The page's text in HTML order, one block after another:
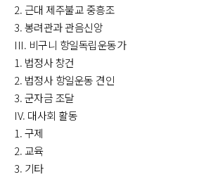
2. 근대 제주불교 중흥조
3. 봉려관과 관음신앙
III. 비구니 항일독립운동가
1. 법정사 창건
2. 법정사 항일운동 견인
3. 군자금 조달
IV. 대사회 활동
1. 구제
2. 교육
3. 기타